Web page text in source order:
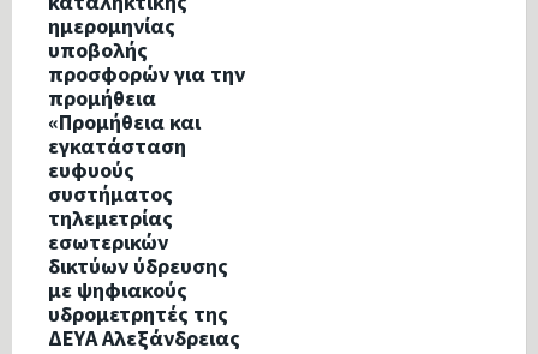
ημερομηνίας
υποβολής
προσφορών για την
προμήθεια
«Προμήθεια και
εγκατάσταση
ευφυούς
συστήματος
τηλεμετρίας
εσωτερικών
δικτύων ύδρευσης
με ψηφιακούς
υδρομετρητές της
ΔΕΥΑ Αλεξάνδρειας